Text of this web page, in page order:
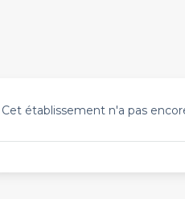
Cet établissement n'a pas